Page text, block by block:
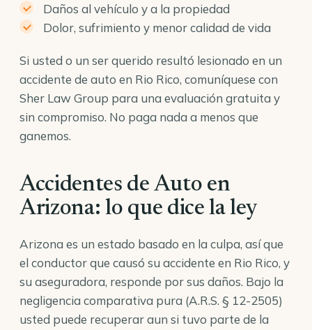
Daños al vehículo y a la propiedad
Dolor, sufrimiento y menor calidad de vida
Si usted o un ser querido resultó lesionado en un
accidente de auto en Rio Rico, comuníquese con
Sher Law Group para una evaluación gratuita y
sin compromiso. No paga nada a menos que
ganemos.
Accidentes de Auto en
Arizona: lo que dice la ley
Arizona es un estado basado en la culpa, así que
el conductor que causó su accidente en Rio Rico, y
su aseguradora, responde por sus daños. Bajo la
negligencia comparativa pura (A.R.S. § 12-2505)
usted puede recuperar aun si tuvo parte de la